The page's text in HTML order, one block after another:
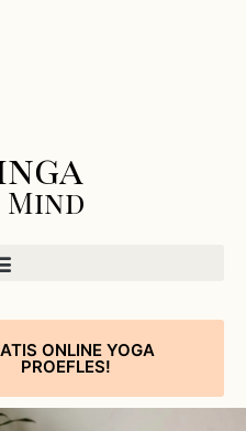
Mind
ONLINE YOGA
PROEFLES!